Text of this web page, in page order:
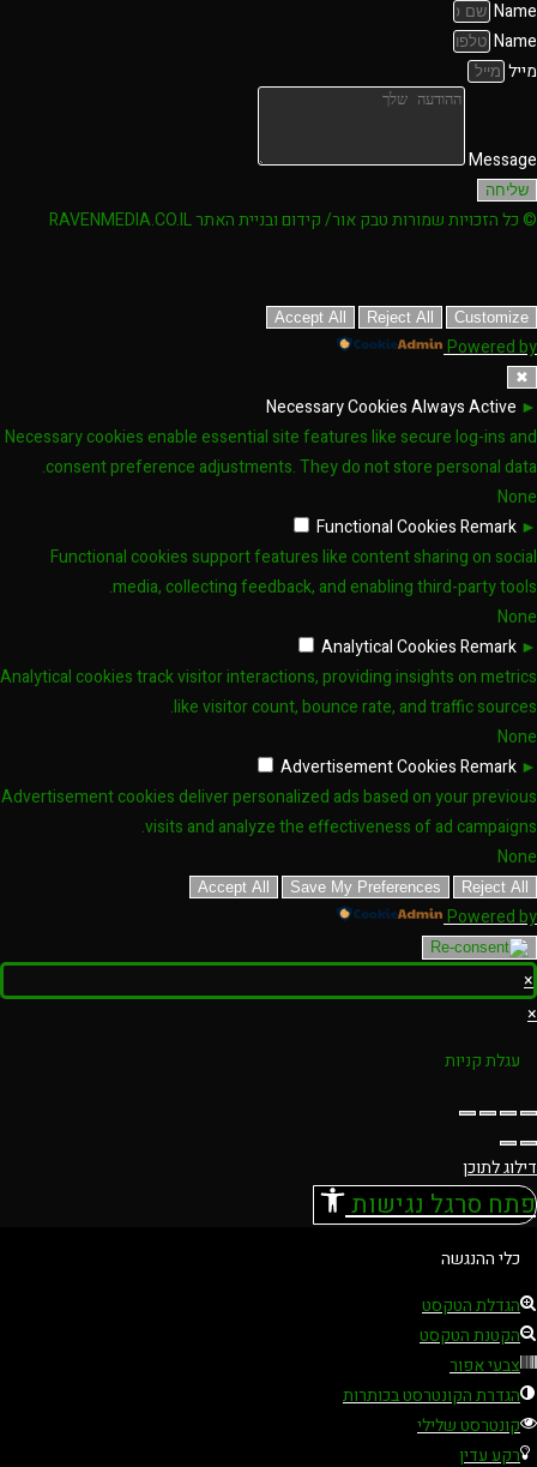
Name
Name
מייל
Message
שליחה
© כל הזכויות שמורות טבק אור/ קידום ובניית האתר RAVENMEDIA.CO.IL
Customize
Reject All
Accept All
Powered by
✖
►
Necessary CookiesAlways Active
Necessary cookies enable essential site features like secure log-ins and
consent preference adjustments. They do not store personal data.
None
►
Functional CookiesRemark
Functional cookies support features like content sharing on social
media, collecting feedback, and enabling third-party tools.
None
►
Analytical CookiesRemark
Analytical cookies track visitor interactions, providing insights on metrics
like visitor count, bounce rate, and traffic sources.
None
►
Advertisement CookiesRemark
Advertisement cookies deliver personalized ads based on your previous
visits and analyze the effectiveness of ad campaigns.
None
Reject All
Save My Preferences
Accept All
Powered by
×
×
עגלת קניות
דילוג לתוכן
פתח סרגל נגישות
כלי ההנגשה
הגדלת הטקסט
הקטנת הטקסט
צבעי אפור
הגדרת הקונטרסט בכותרות
קונטרסט שלילי
רקע עדין